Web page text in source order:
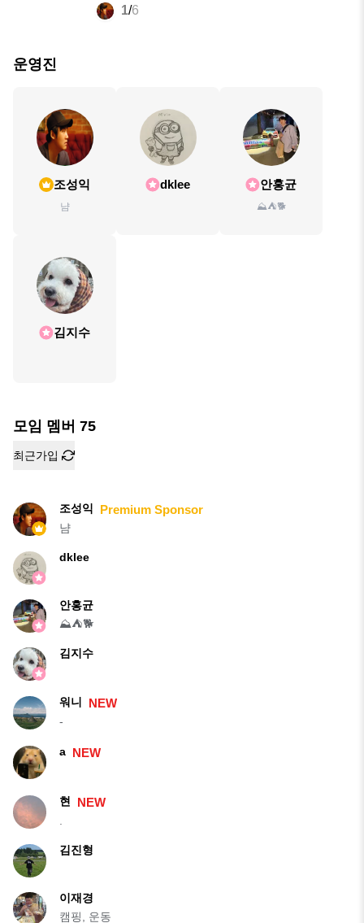
1/6
운영진
조성익
냠
dklee 안홍균
⛰⛺️🐕
김지수
모임 멤버 75
최근가입
조성익 Premium Sponsor
냠
dklee
안홍균
⛰⛺️🐕
김지수
워니 NEW
-
a NEW
현 NEW
.
김진형
이재경
캠핑, 운동